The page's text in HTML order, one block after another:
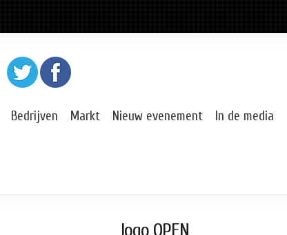
Bedrijven Markt Nieuw evenement In de media
logo OPEN